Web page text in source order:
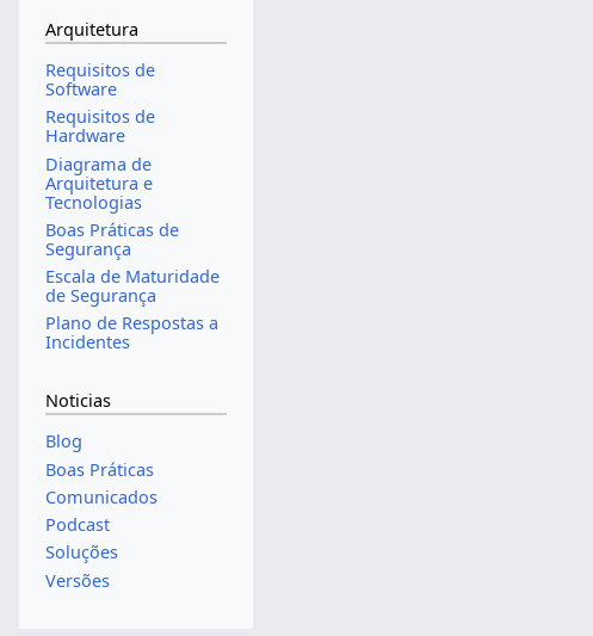
Arquitetura
Requisitos de
Software
Requisitos de
Hardware
Diagrama de
Arquitetura e
Tecnologias
Boas Práticas de
Segurança
Escala de Maturidade
de Segurança
Plano de Respostas a
Incidentes
Noticias
Blog
Boas Práticas
Comunicados
Podcast
Soluções
Versões